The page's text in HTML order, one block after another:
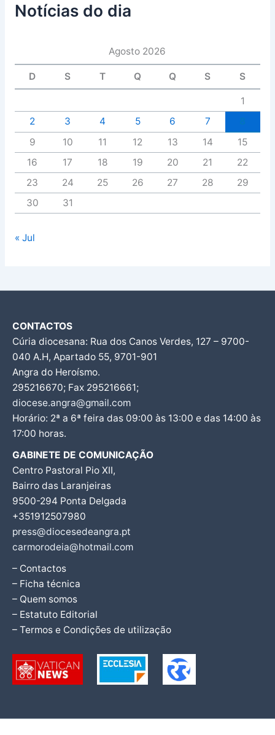
Notícias do dia
Agosto 2026
D S T Q Q S S
1
2
3 4 5 6 7
9
10 11 12 13 14
15
16
17 18 19 20 21
22
23
24 25 26 27 28
29
30
31
« Jul
CONTACTOS
Cúria diocesana: Rua dos Canos Verdes, 127 – 9700-
040 A.H, Apartado 55, 9701-901
Angra do Heroísmo.
295216670; Fax 295216661;
diocese.angra@gmail.com
Horário: 2ª a 6ª feira das 09:00 às 13:00 e das 14:00 às
17:00 horas.
GABINETE DE COMUNICAÇÃO
Centro Pastoral Pio XII,
Bairro das Laranjeiras
9500-294 Ponta Delgada
+351912507980
press@diocesedeangra.pt
carmorodeia@hotmail.com
– Contactos
– Ficha técnica
– Quem somos
– Estatuto Editorial
– Termos e Condições de utilização